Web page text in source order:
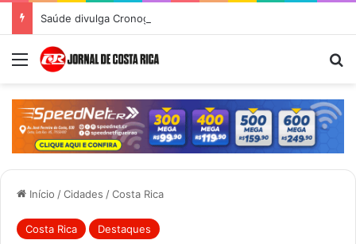
Menu
Início /Cidades /Costa Rica
Costa Rica Destaques